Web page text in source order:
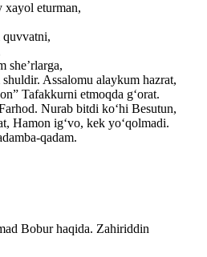
xayol eturman,
quvvatni,
she’rlarga,
Assalomu alaykum hazrat,
Tafakkurni etmoqda g‘orat.
Nurab bitdi ko‘hi Besutun,
Hamon ig‘vo, kek yo‘qolmadi.
qadam.
Bobur haqida. Zahiriddin